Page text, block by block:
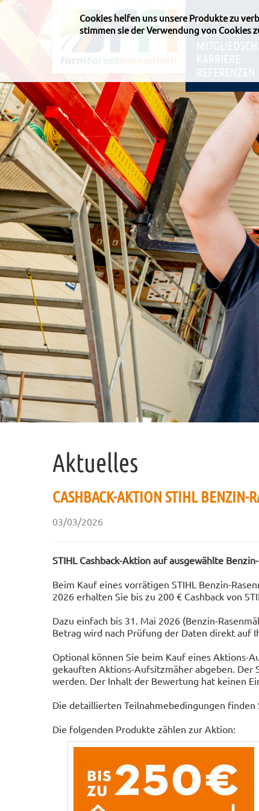
Cookies helfen uns unsere Produkte zu
stimmen sie der Verwendung von Cookies
AKTUELLES
ÜBER UNS
Aktuelles
CASHBACK-AKTION STIHL BENZIN-
03/03/2026
STIHL Cashback-Aktion auf ausgewählte
Beim Kauf eines vorrätigen STIHL Benzin-
2026 erhalten Sie bis zu 200 € Cashback von
Dazu einfach bis 31. Mai 2026 (Benzin-
Betrag wird nach Prüfung der Daten direkt auf
Optional können Sie beim Kauf eines Aktions-
gekauften Aktions-Aufsitzmäher abgeben. Der
werden. Der Inhalt der Bewertung hat keinen
Die detaillierten Teilnahmebedingungen finden
Die folgenden Produkte zählen zur Aktion: